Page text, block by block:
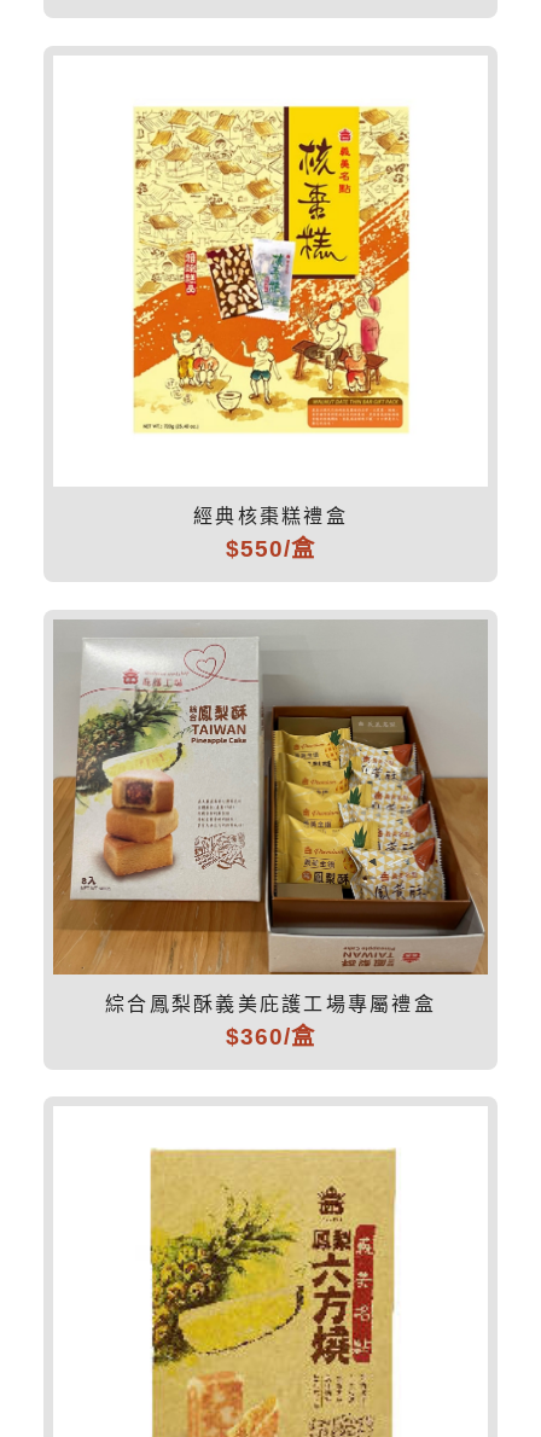
經典核棗糕禮盒
$550/盒
綜合鳳梨酥義美庇護工場專屬禮盒
$360/盒